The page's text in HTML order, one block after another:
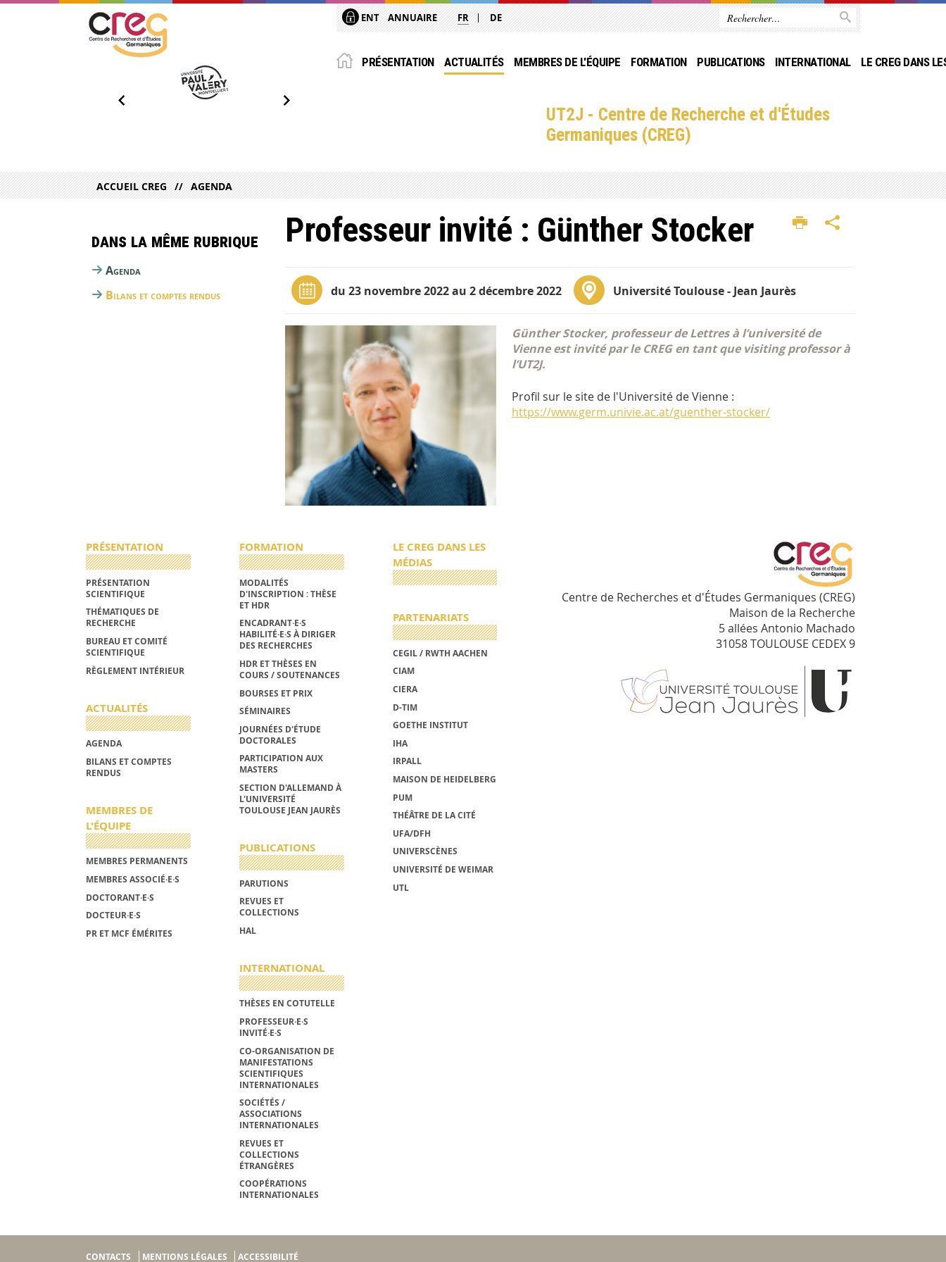
ENT ANNUAIRE FR DE
PRÉSENTATION ACTUALITÉS MEMBRES DE L'ÉQUIPE FORMATION PUBLICATIONS INTERNATIONAL LE CREG DANS
UT2J - Centre de Recherche et d'Études
Germaniques (CREG)
ACCUEIL CREG AGENDA
Professeur invité : Günther Stocker
du 23 novembre 2022 au 2 décembre 2022 Université Toulouse - Jean Jaurès
Günther Stocker, professeur de Lettres à l’université de
Vienne est invité par le CREG en tant que visiting professor à
l’UT2J.
Profil sur le site de l'Université de Vienne :
https://www.germ.univie.ac.at/guenther-stocker/
Dans la même rubrique
Agenda
Bilans et comptes rendus
PRÉSENTATION
PRÉSENTATION
SCIENTIFIQUE
THÉMATIQUES DE
RECHERCHE
BUREAU ET COMITÉ
SCIENTIFIQUE
RÈGLEMENT INTÉRIEUR
ACTUALITÉS
AGENDA
BILANS ET COMPTES
RENDUS
MEMBRES DE
L'ÉQUIPE
MEMBRES PERMANENTS
MEMBRES ASSOCIÉ·E·S
DOCTORANT·E·S
DOCTEUR·E·S
PR ET MCF ÉMÉRITES
FORMATION
MODALITÉS
D'INSCRIPTION : THÈSE
ET HDR
ENCADRANT·E·S
HABILITÉ·E·S À DIRIGER
DES RECHERCHES
HDR ET THÈSES EN
COURS / SOUTENANCES
BOURSES ET PRIX
SÉMINAIRES
JOURNÉES D'ÉTUDE
DOCTORALES
PARTICIPATION AUX
MASTERS
SECTION D'ALLEMAND À
L'UNIVERSITÉ
TOULOUSE JEAN JAURÈS
PUBLICATIONS
PARUTIONS
REVUES ET
COLLECTIONS
HAL
INTERNATIONAL
THÈSES EN COTUTELLE
PROFESSEUR·E·S
INVITÉ·E·S
CO-ORGANISATION DE
MANIFESTATIONS
SCIENTIFIQUES
INTERNATIONALES
SOCIÉTÉS /
ASSOCIATIONS
INTERNATIONALES
REVUES ET
COLLECTIONS
ÉTRANGÈRES
COOPÉRATIONS
INTERNATIONALES
LE CREG DANS LES
MÉDIAS
PARTENARIATS
CEGIL / RWTH AACHEN
CIAM
CIERA
D-TIM
GOETHE INSTITUT
IHA
IRPALL
MAISON DE HEIDELBERG
PUM
THÉÂTRE DE LA CITÉ
UFA/DFH
UNIVERSCÈNES
UNIVERSITÉ DE WEIMAR
UTL
Centre de Recherches et d'Études Germaniques (CREG)
Maison de la Recherche
5 allées Antonio Machado
31058 TOULOUSE CEDEX 9
CONTACTS MENTIONS LÉGALES ACCESSIBILITÉ